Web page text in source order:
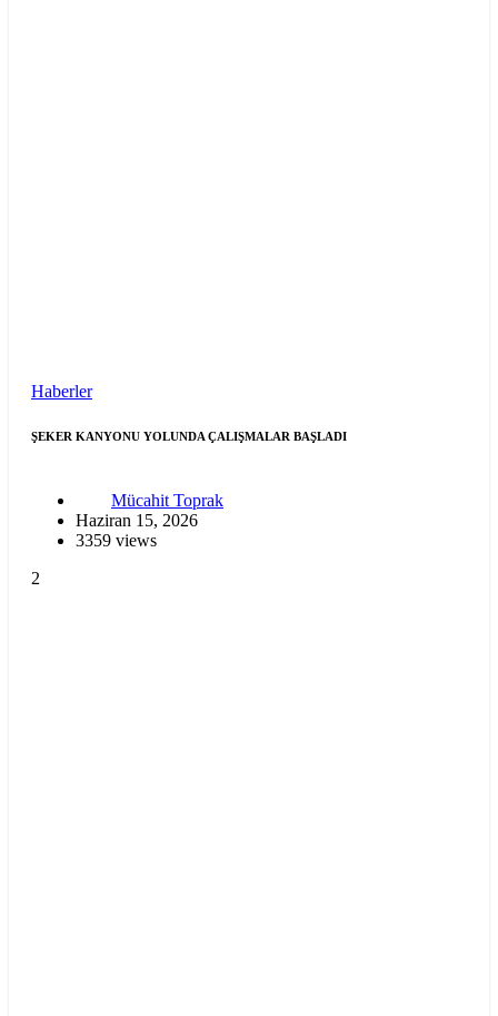
Haberler
ŞEKER KANYONU YOLUNDA ÇALIŞMALAR BAŞLADI
Mücahit Toprak
Haziran 15, 2026
3359 views
2